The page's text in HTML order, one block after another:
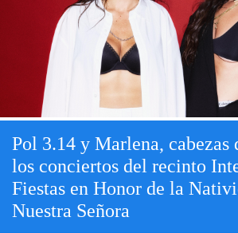
Pol 3.14 y Marlena, cabezas
los conciertos del recinto
Fiestas en Honor de la
Nuestra Señora